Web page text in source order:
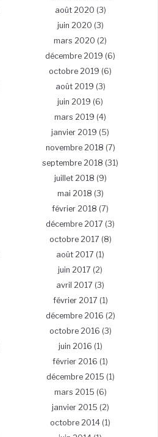
août 2020 (3)
juin 2020 (3)
mars 2020 (2)
décembre 2019 (6)
octobre 2019 (6)
août 2019 (3)
juin 2019 (6)
mars 2019 (4)
janvier 2019 (5)
novembre 2018 (7)
septembre 2018 (31)
juillet 2018 (9)
mai 2018 (3)
février 2018 (7)
décembre 2017 (3)
octobre 2017 (8)
août 2017 (1)
juin 2017 (2)
avril 2017 (3)
février 2017 (1)
décembre 2016 (2)
octobre 2016 (3)
juin 2016 (1)
février 2016 (1)
décembre 2015 (1)
mars 2015 (6)
janvier 2015 (2)
octobre 2014 (1)